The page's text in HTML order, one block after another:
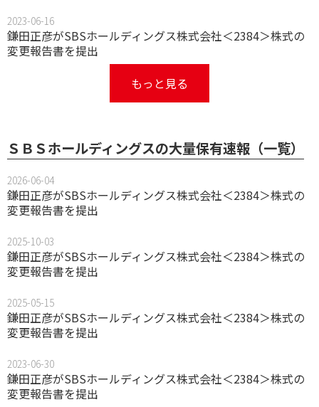
2023-06-16
鎌田正彦がSBSホールディングス株式会社＜2384＞株式の
変更報告書を提出
もっと見る
ＳＢＳホールディングスの大量保有速報（一覧）
2026-06-04
鎌田正彦がSBSホールディングス株式会社＜2384＞株式の
変更報告書を提出
2025-10-03
鎌田正彦がSBSホールディングス株式会社＜2384＞株式の
変更報告書を提出
2025-05-15
鎌田正彦がSBSホールディングス株式会社＜2384＞株式の
変更報告書を提出
2023-06-30
鎌田正彦がSBSホールディングス株式会社＜2384＞株式の
変更報告書を提出